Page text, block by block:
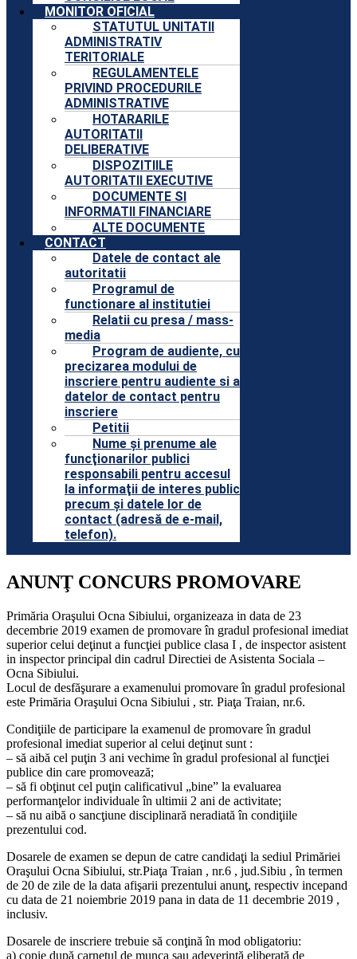
MONITOR OFICIAL
STATUTUL UNITATII
ADMINISTRATIV
TERITORIALE
REGULAMENTELE
PRIVIND PROCEDURILE
ADMINISTRATIVE
HOTARARILE
AUTORITATII
DELIBERATIVE
DISPOZITIILE
AUTORITATII EXECUTIVE
DOCUMENTE SI
INFORMATII FINANCIARE
ALTE DOCUMENTE
CONTACT
Datele de contact ale
autoritatii
Programul de
functionare al institutiei
Relatii cu presa / mass-
media
Program de audiente, cu
precizarea modului de
inscriere pentru audiente si a
datelor de contact pentru
inscriere
Petitii
Nume şi prenume ale
funcţionarilor publici
responsabili pentru accesul
la informaţii de interes public
precum şi datele lor de
contact (adresă de e-mail,
telefon).
ANUNŢ CONCURS PROMOVARE
Primăria Oraşului Ocna Sibiului, organizeaza in data de 23
decembrie 2019 examen de promovare în gradul profesional imediat
superior celui deţinut a funcţiei publice clasa I , de inspector asistent
in inspector principal din cadrul Directiei de Asistenta Sociala –
Ocna Sibiului.
Locul de desfăşurare a examenului promovare în gradul profesional
este Primăria Oraşului Ocna Sibiului , str. Piaţa Traian, nr.6.
Condiţiile de participare la examenul de promovare în gradul
profesional imediat superior al celui deţinut sunt :
– să aibă cel puţin 3 ani vechime în gradul profesional al funcţiei
publice din care promovează;
– să fi obţinut cel puţin calificativul „bine” la evaluarea
performanţelor individuale în ultimii 2 ani de activitate;
– să nu aibă o sancţiune disciplinară neradiată în condiţiile
prezentului cod.
Dosarele de examen se depun de catre candidaţi la sediul Primăriei
Oraşului Ocna Sibiului, str.Piaţa Traian , nr.6 , jud.Sibiu , în termen
de 20 de zile de la data afişarii prezentului anunţ, respectiv incepand
cu data de 21 noiembrie 2019 pana in data de 11 decembrie 2019 ,
inclusiv.
Dosarele de inscriere trebuie să conţină în mod obligatoriu:
a) copie după carnetul de munca sau adeverinţă eliberată de